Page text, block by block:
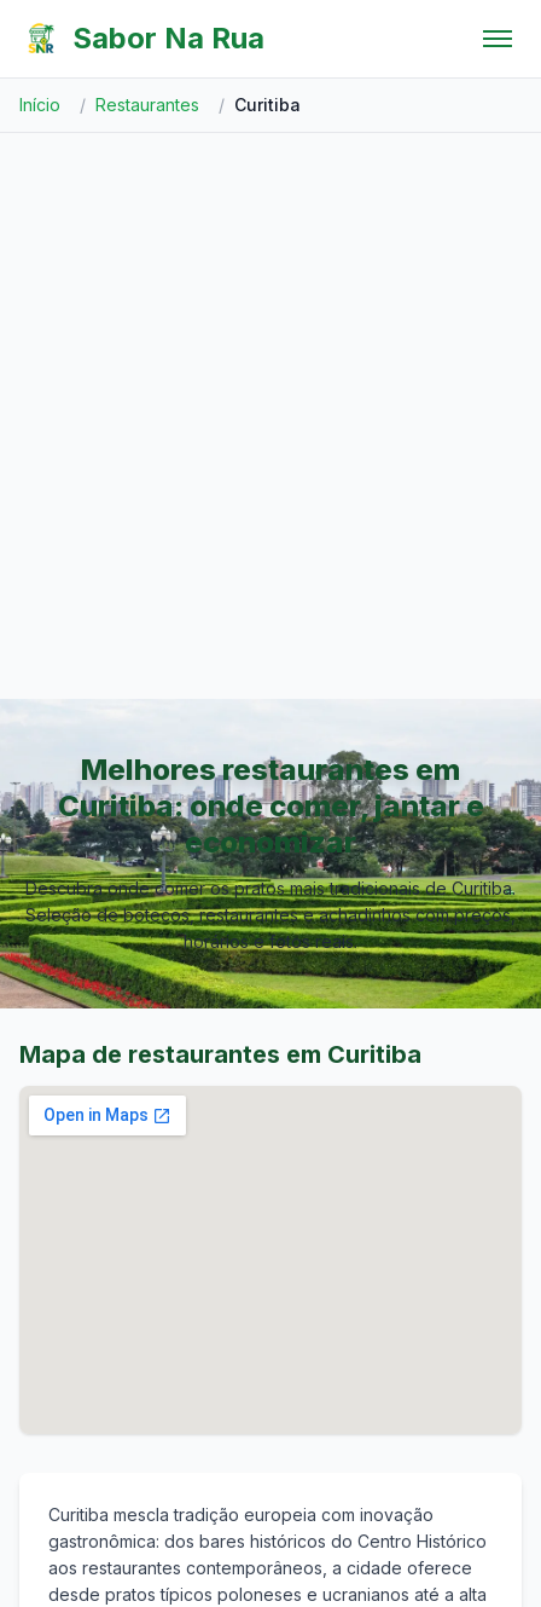
Sabor Na Rua
Início / Restaurantes / Curitiba
Melhores restaurantes em
Curitiba: onde comer, jantar e
economizar
Descubra onde comer os pratos mais tradicionais deCuritiba.
Seleção de botecos, restaurantes e achadinhos com preços,
horários e fotos reais.
Mapa de restaurantes em Curitiba
Curitiba mescla tradição europeia com inovação
gastronômica: dos bares históricos do Centro Histórico
aos restaurantes contemporâneos, a cidade oferece
desde pratos típicos poloneses e ucranianos até a alta